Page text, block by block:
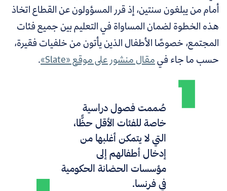
أمام من يبلغون سنتين، إذ قرر المسؤولون عن القطاع اتخاذ
هذه الخطوة لضمان المساواة في التعليم بين جميع فئات
المجتمع، خصوصًا الأطفال الذين يأتون من خلفيات فقيرة،
حسب ما جاء فيمقال منشور على موقع «Slate» .
صُممت فصول دراسية
خاصة للفئات الأقل حظًّا،
التي لا يتمكن أغلبها من
إدخال أطفالهم إلى
مؤسسات الحضانة الحكومية
في فرنسا.